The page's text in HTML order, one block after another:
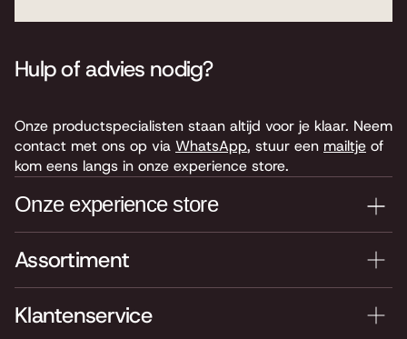
Assortiment
Klantenservice
Hulp of advies nodig?
Onze productspecialisten staan altijd voor je klaar. Neem
contact met ons op via WhatsApp, stuur een mailtje of
kom eens langs in onze experience store.
Onze experience store
Je nieuwe instrument testen? Kom langs in onze winkel
Keyserswey 63